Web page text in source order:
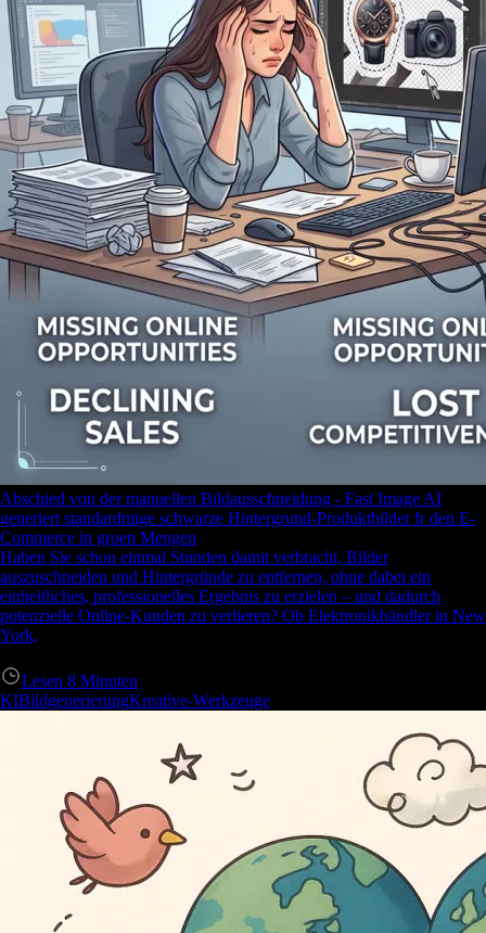
Abschied von der manuellen Bildausschneidung - Fast Image AI
generiert standardmige schwarze Hintergrund-Produktbilder fr den E-
Commerce in groen Mengen
Haben Sie schon einmal Stunden damit verbracht, Bilder
auszuschneiden und Hintergründe zu entfernen, ohne dabei ein
einheitliches, professionelles Ergebnis zu erzielen – und dadurch
potenzielle Online-Kunden zu verlieren? Ob Elektronikhändler in New
York,
Lesen 8 Minuten
KIBildgenerierungKreative-Werkzeuge